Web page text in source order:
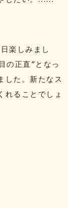
楽しみまし
の正直”となっ
した。新たなス
れることでしょ